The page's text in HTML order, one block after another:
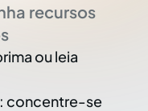
recursos
ou leia
concentre-se